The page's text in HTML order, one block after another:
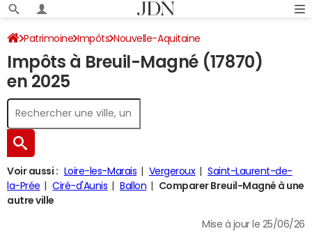
Patrimoine Impôts Nouvelle-Aquitaine
Charente-Maritime Breuil-Magné Impôt sur le revenu
Impôts à Breuil-Magné (17870)
en 2025
Voir aussi : Loire-les-Marais Vergeroux
Saint-Laurent-de-
la-Prée
Ciré-d'Aunis Ballon
Comparer Breuil-Magné à une
autre ville
Mise à jour le 25/06/26